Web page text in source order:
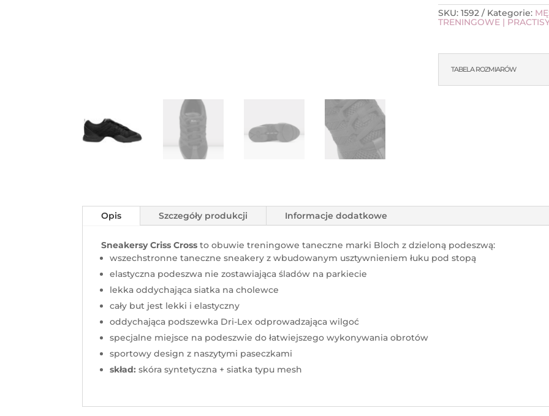
SKU: 1592 Kategorie:
TRENINGOWE |
TABELA ROZMIARÓW
Opis Szczegóły produkcji Informacje dodatkowe
Sneakersy Criss Cross to obuwie treningowe taneczne marki Bloch z dzieloną podeszwą:
wszechstronne taneczne sneakery z wbudowanym usztywnieniem łuku pod stopą
elastyczna podeszwa nie zostawiająca śladów na parkiecie
lekka oddychająca siatka na cholewce
cały but jest lekki i elastyczny
oddychająca podszewka Dri-Lex odprowadzająca wilgoć
specjalne miejsce na podeszwie do łatwiejszego wykonywania obrotów
sportowy design z naszytymi paseczkami
skład: skóra syntetyczna + siatka typu mesh